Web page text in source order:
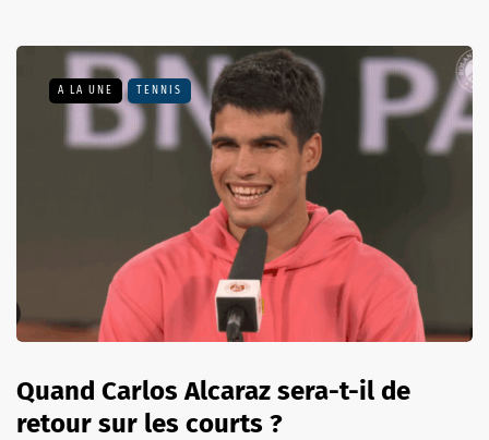
A LA UNE TENNIS
Quand Carlos Alcaraz sera-t-il de
retour sur les courts ?